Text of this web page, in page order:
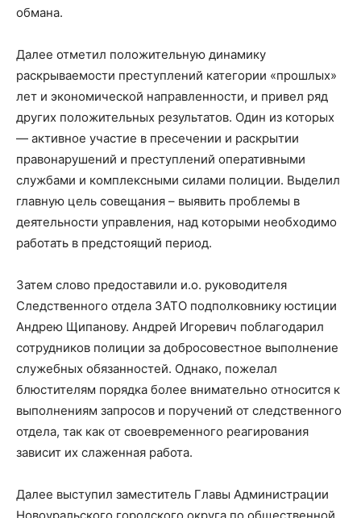
обмана.
Далее отметил положительную динамику
раскрываемости преступлений категории «прошлых»
лет и экономической направленности, и привел ряд
других положительных результатов. Один из которых
— активное участие в пресечении и раскрытии
правонарушений и преступлений оперативными
службами и комплексными силами полиции. Выделил
главную цель совещания – выявить проблемы в
деятельности управления, над которыми необходимо
работать в предстоящий период.
Затем слово предоставили и.о. руководителя
Следственного отдела ЗАТО подполковнику юстиции
Андрею Щипанову. Андрей Игоревич поблагодарил
сотрудников полиции за добросовестное выполнение
служебных обязанностей. Однако, пожелал
блюстителям порядка более внимательно относится к
выполнениям запросов и поручений от следственного
отдела, так как от своевременного реагирования
зависит их слаженная работа.
Далее выступил заместитель Главы Администрации